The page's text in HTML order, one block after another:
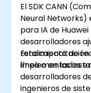
El SDK CANN
Neural Networks)
para IA de
desarrolladores
rendimiento de
implementadas
Esta
línea o en las
desarrolladores
ingenieros de